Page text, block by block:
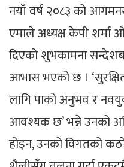
नयाँ वर्ष २०८३ को
एमाले अध्यक्ष केपी शर्मा
दिएको शुभकामना
आभास भएको छ ।
लागि पाको अनुभव र
आवश्यक छ’ भन्ने उनको
होइन, उनको विगतको